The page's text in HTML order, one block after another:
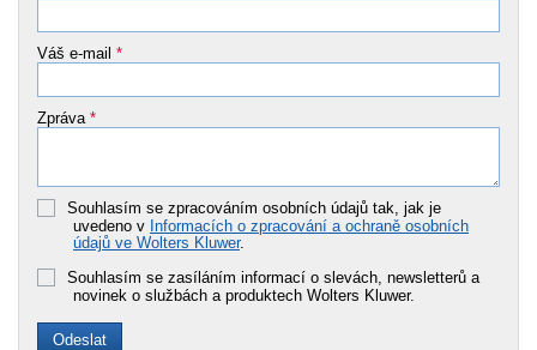
Váš e-mail *
Zpráva *
Souhlasím se zpracováním osobních údajů tak, jak je
uvedeno v Informacích o zpracování a ochraně osobních
údajů ve Wolters Kluwer.
Souhlasím se zasíláním informací o slevách, newsletterů a
novinek o službách a produktech Wolters Kluwer.